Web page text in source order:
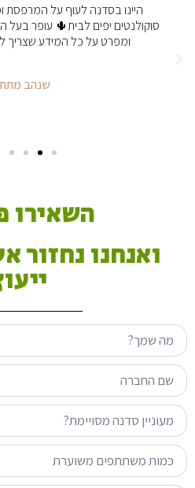
היינו בסדנה לעוף על המרפסת
סוקולנטים יפים לבית🌵 עופר
ומפרט על כל המידע שצריך
שנהב
השאירו
ואנחנו נחזור